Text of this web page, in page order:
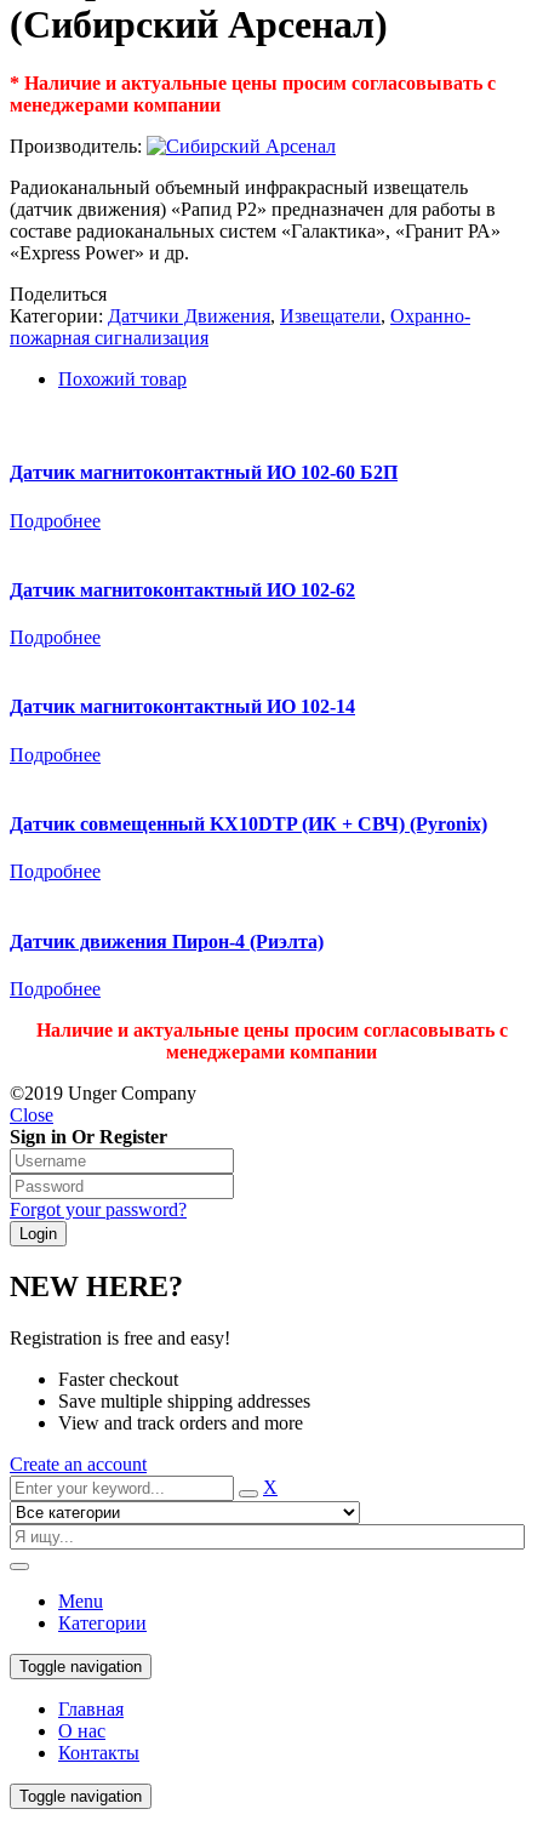
(Сибирский Арсенал)
* Наличие и актуальные цены просим согласовывать с
менеджерами компании
Производитель:
Радиоканальный объемный инфракрасный извещатель
(датчик движения) «Рапид Р2» предназначен для работы в
составе радиоканальных систем «Галактика», «Гранит РА»
«Express Power» и др.
Поделиться
Категории: Датчики Движения, Извещатели, Охранно-
пожарная сигнализация
Похожий товар
Датчик магнитоконтактный ИО 102-60 Б2П
Подробнее
Датчик магнитоконтактный ИО 102-62
Подробнее
Датчик магнитоконтактный ИО 102-14
Подробнее
Датчик совмещенный KX10DTP (ИК + СВЧ) (Pyronix)
Подробнее
Датчик движения Пирон-4 (Риэлта)
Подробнее
Наличие и актуальные цены просим согласовывать с
менеджерами компании
©2019 Unger Company
Close
Sign in Or Register
Forgot your password?
NEW HERE?
Registration is free and easy!
Faster checkout
Save multiple shipping addresses
View and track orders and more
Create an account
X
Menu
Категории
Toggle navigation
Главная
О нас
Контакты
Toggle navigation